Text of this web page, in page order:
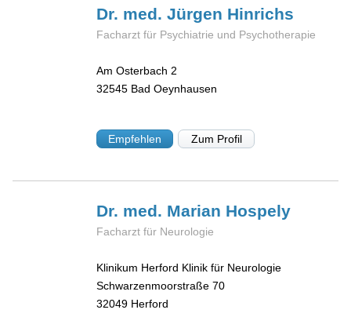
Dr. med. Jürgen Hinrichs
Facharzt für Psychiatrie und Psychotherapie
Am Osterbach 2
32545 Bad Oeynhausen
Empfehlen Zum Profil
Dr. med. Marian Hospely
Facharzt für Neurologie
Klinikum Herford Klinik für Neurologie
Schwarzenmoorstraße 70
32049 Herford